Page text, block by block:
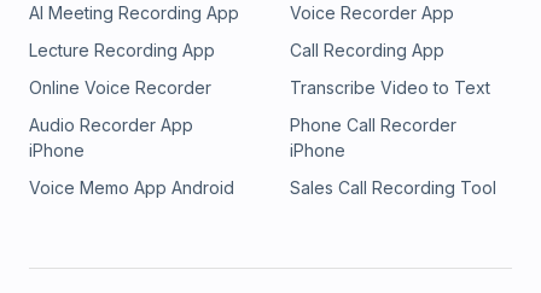
AI Meeting Recording App
Voice Recorder App
Lecture Recording App
Call Recording App
Online Voice Recorder
Transcribe Video to Text
Audio Recorder App
iPhone
Phone Call Recorder
iPhone
Voice Memo App Android
Sales Call Recording Tool